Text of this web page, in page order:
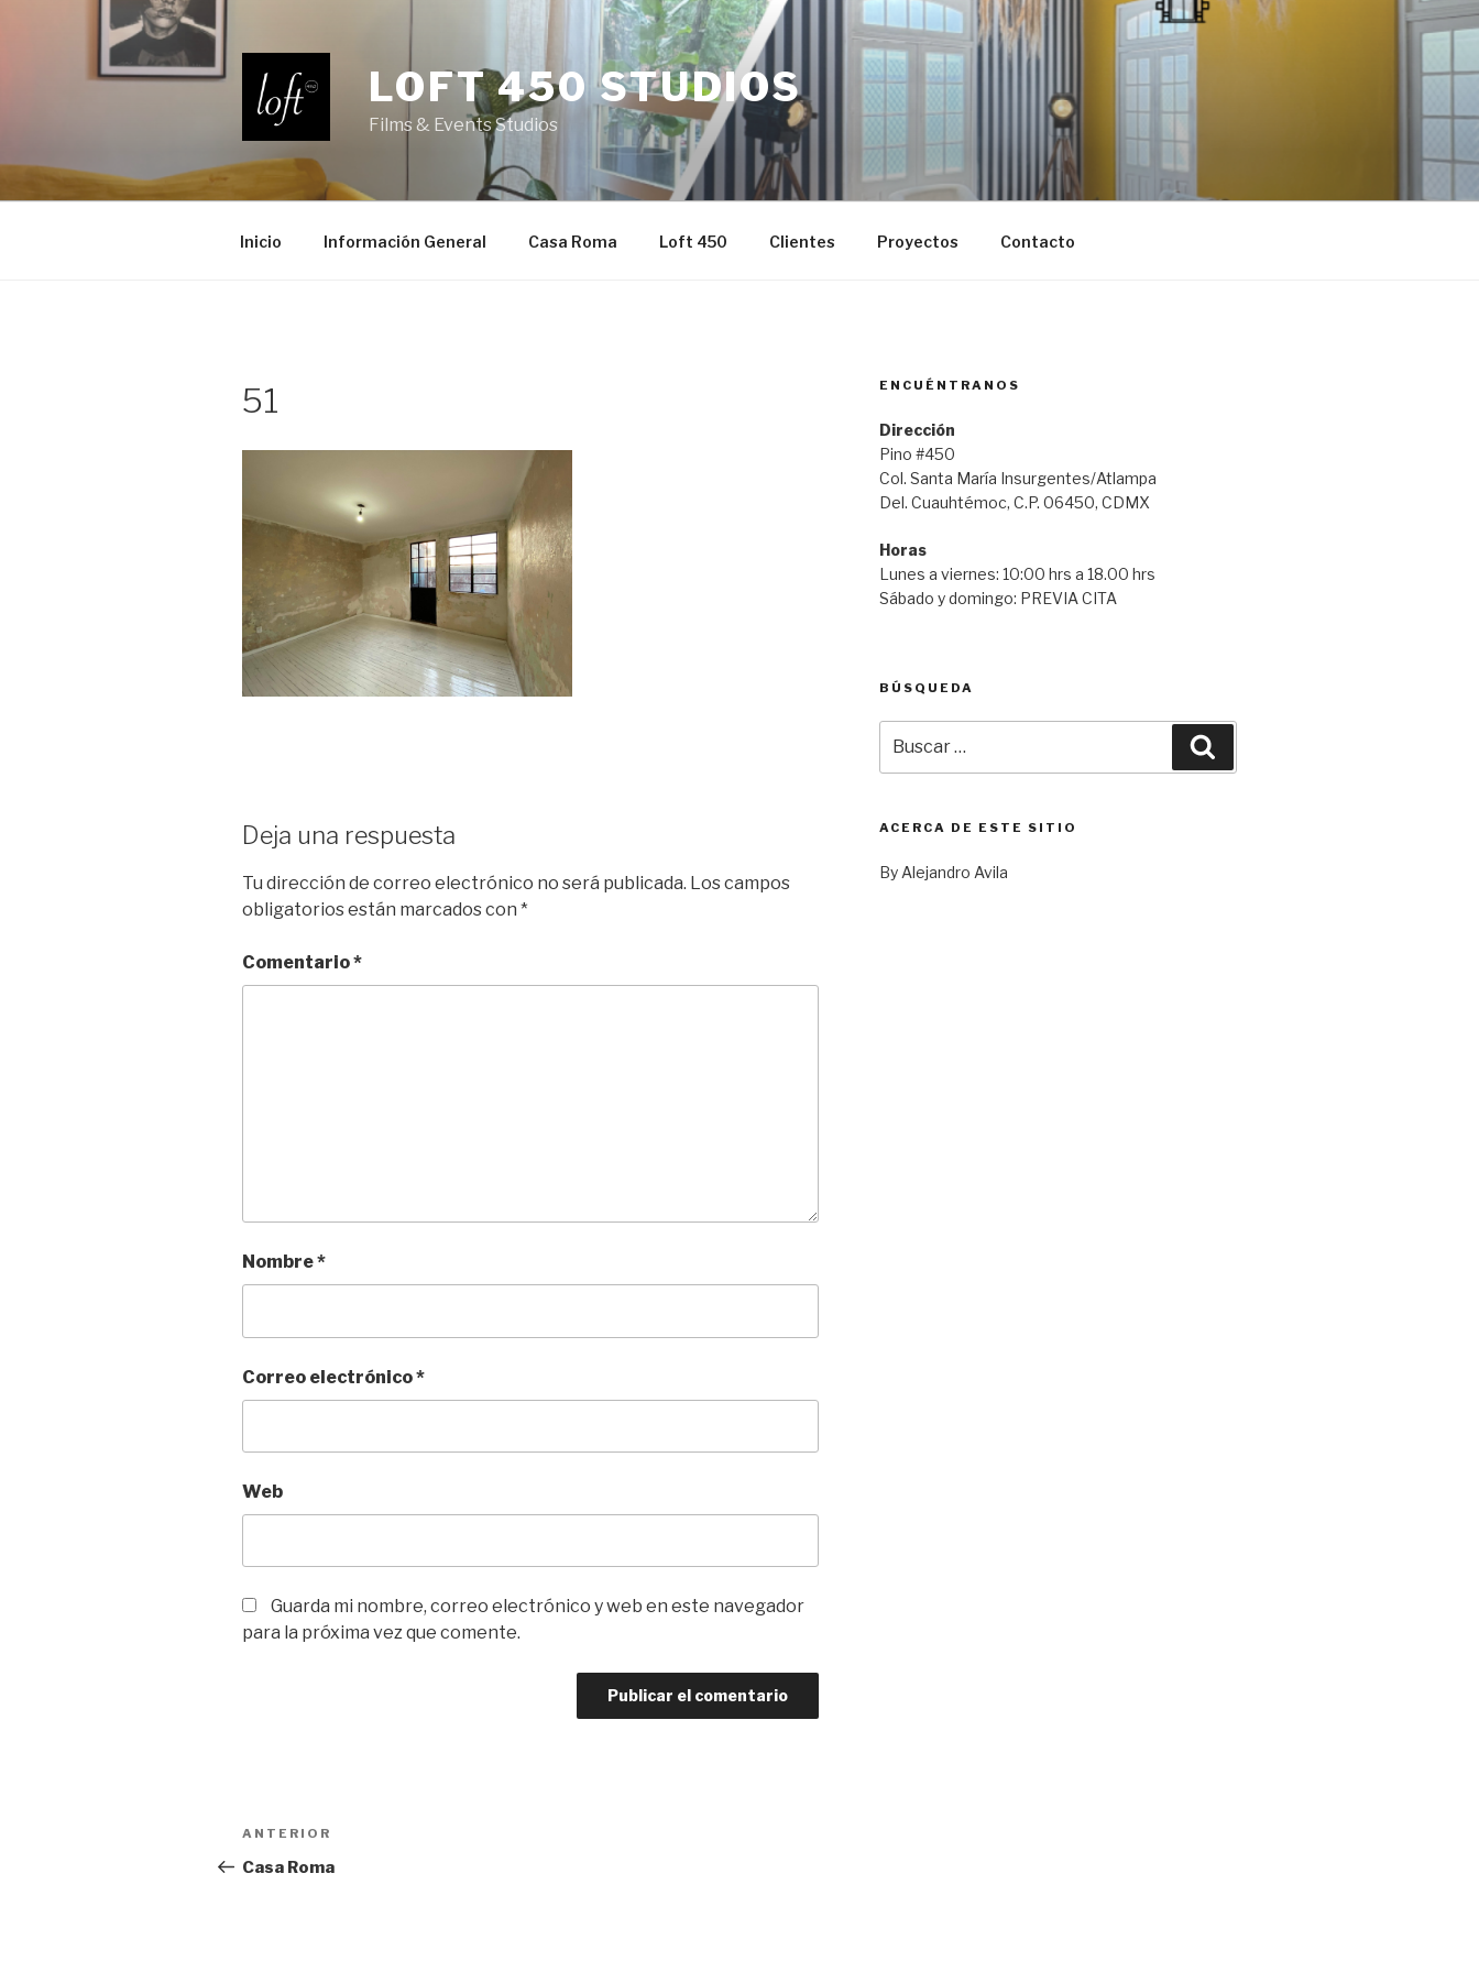
LOFT 450 STUDIOS
Films & Events Studios
Inicio Información General Casa Roma Loft 450 Clientes Proyectos Contacto
51
Deja una respuesta
Tu dirección de correo electrónico no será publicada. Los campos
obligatorios están marcados con *
Comentario*
Nombre*
Correo electrónico*
Web
Guarda mi nombre, correo electrónico y web en este navegador
para la próxima vez que comente.
Navegación
de
Entrada
anterior:
ANTERIOR
Casa Roma
ENCUÉNTRANOS
Dirección
Pino #450
Col. Santa María Insurgentes/Atlampa
Del. Cuauhtémoc, C.P. 06450, CDMX
Horas
Lunes a viernes: 10:00 hrs a 18.00 hrs
Sábado y domingo: PREVIA CITA
BÚSQUEDA
por:
ACERCA DE ESTE SITIO
By Alejandro Avila